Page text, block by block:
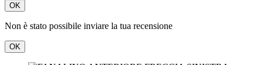
OK
Non è stato possibile inviare la tua recensione
OK